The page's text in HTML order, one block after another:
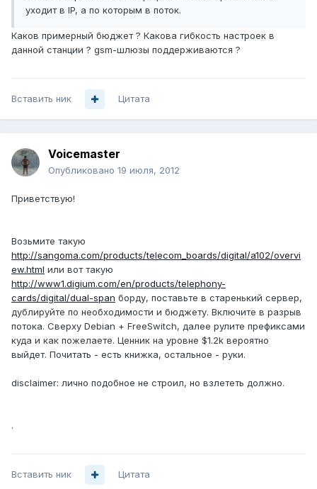
уходит в IP, а по которым в поток.
Каков примерный бюджет ? Какова гибкость настроек в
данной станции ? gsm-шлюзы поддерживаются ?
Вставить ник Цитата
Voicemaster
Опубликовано 19 июля, 2012
Приветствую!
Возьмите такую
http://sangoma.com/products/telecom_boards/digital/a102/overvi
ew.html или вот такую
http://www1.digium.com/en/products/telephony-
cards/digital/dual-span борду, поставьте в старенький сервер,
дублируйте по необходимости и бюджету. Включите в разрыв
потока. Сверху Debian + FreeSwitch, далее рулите префиксами
куда и как пожелаете. Ценник на уровне $1.2k вероятно
выйдет. Почитать - есть книжка, остальное - руки.
disclaimer: лично подобное не строил, но взлететь должно.
.
Вставить ник Цитата